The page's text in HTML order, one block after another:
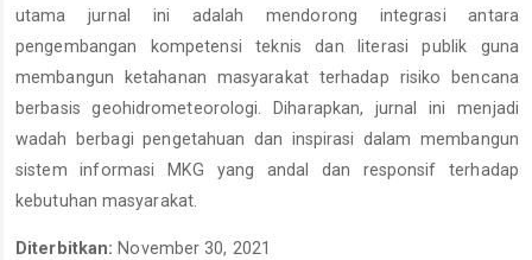
utama jurnal ini adalah mendorong integrasi antara
pengembangan kompetensi teknis dan literasi publik guna
membangun ketahanan masyarakat terhadap risiko bencana
berbasis geohidrometeorologi. Diharapkan, jurnal ini menjadi
wadah berbagi pengetahuan dan inspirasi dalam membangun
sistem informasi MKG yang andal dan responsif terhadap
kebutuhan masyarakat.
Diterbitkan: November 30, 2021